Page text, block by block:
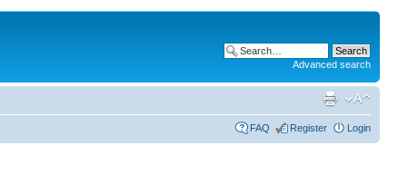
Advanced search
FAQ Register Login